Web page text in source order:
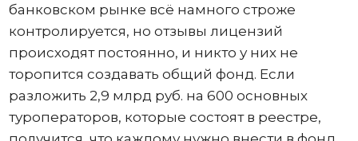
банковском рынке всё намного строже
контролируется, но отзывы лицензий
происходят постоянно, и никто у них не
торопится создавать общий фонд. Если
разложить 2,9 млрд руб. на 600 основных
туроператоров, которые состоят в реестре,